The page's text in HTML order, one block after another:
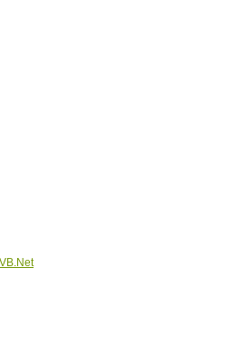
ويژوال بيسيک دات نت VB.Net